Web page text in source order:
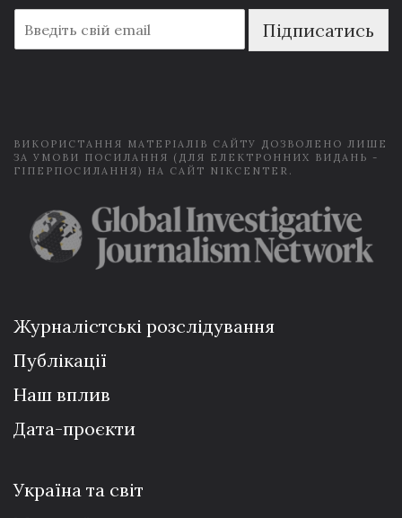
m
a
Підписатись
ВИКОРИСТАННЯ МАТЕРІАЛІВ САЙТУ ДОЗВОЛЕНО ЛИШЕ
ЗА УМОВИ ПОСИЛАННЯ (ДЛЯ ЕЛЕКТРОННИХ ВИДАНЬ -
ГІПЕРПОСИЛАННЯ) НА САЙТ NIKCENTER.
Журналістські розслідування
Публікації
Наш вплив
Дата-проєкти
Україна та світ